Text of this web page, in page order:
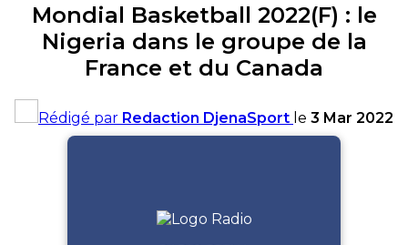
Mondial Basketball 2022(F) : le
Nigeria dans le groupe de la
France et du Canada
Rédigé par Redaction DjenaSport le 3 Mar 2022